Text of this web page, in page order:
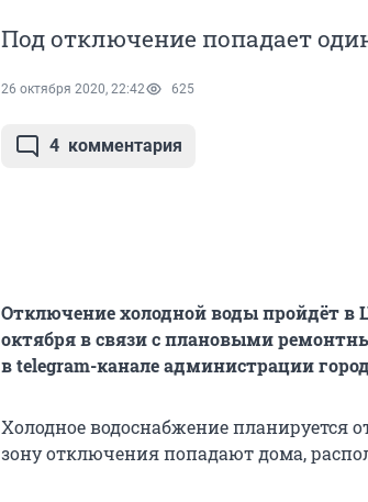
Под отключение попадает
26 октября 2020, 22:42 625
4 комментария
Отключение холодной воды пройдёт в
октября в связи с плановыми
в telegram-канале администрации
Холодное водоснабжение планируется
зону отключения попадают дома,